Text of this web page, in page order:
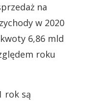
na
w 2020
6,86 mld
roku
rok są